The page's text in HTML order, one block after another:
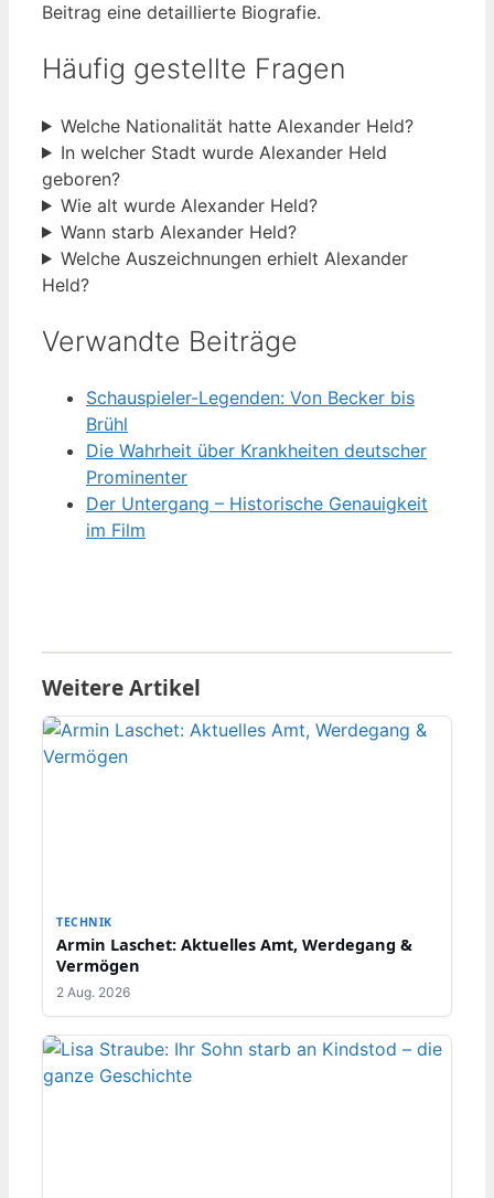
Beitrag eine detaillierte Biografie.
Häufig gestellte Fragen
Welche Nationalität hatte Alexander Held?
In welcher Stadt wurde Alexander Held
geboren?
Wie alt wurde Alexander Held?
Wann starb Alexander Held?
Welche Auszeichnungen erhielt Alexander
Held?
Verwandte Beiträge
Schauspieler-Legenden: Von Becker bis
Brühl
Die Wahrheit über Krankheiten deutscher
Prominenter
Der Untergang – Historische Genauigkeit
im Film
Weitere Artikel
TECHNIK
Armin Laschet: Aktuelles Amt, Werdegang &
Vermögen
2 Aug. 2026